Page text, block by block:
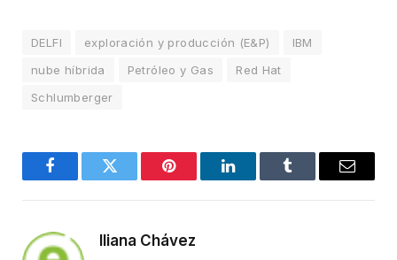
DELFI exploración y producción (E&P)
IBM
nube híbrida
Petróleo y Gas
Red Hat
Schlumberger
FacebookTwitter Pinterest LinkedInTumblr Email
Iliana Chávez